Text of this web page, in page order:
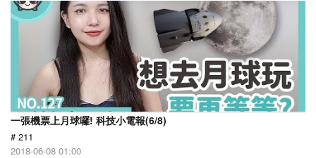
一張機票上月球囉! 科技小電報(6/8)
# 211
2018-06-08 01:00